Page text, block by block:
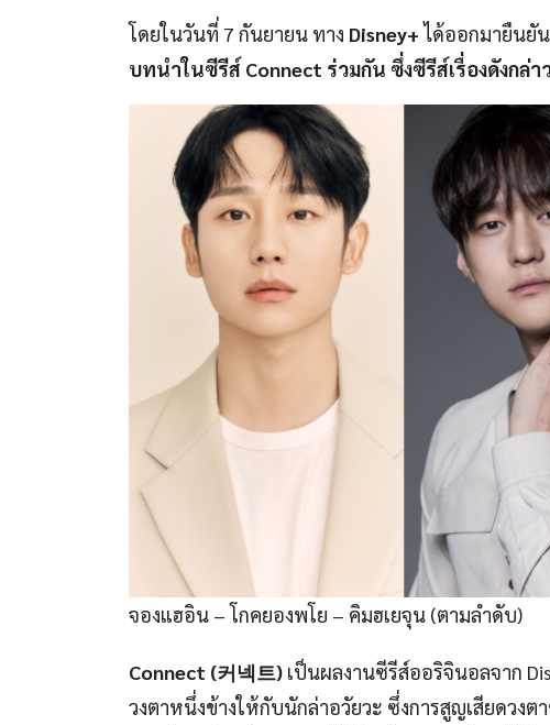
โดยในวันที่ 7 กันยายน ทาง Disney+ ได้ออกมายืนยั
บทนำในซีรีส์ Connect ร่วมกัน ซึ่งซีรีส์เรื่องดังกล่
จองแฮอิน – โกคยองพโย – คิมฮเยจุน (ตามลำดับ)
Connect (커넥트) เป็นผลงานซีรีส์ออริจินอลจาก
วงตาหนึ่งข้างให้กับนักล่าอวัยวะ ซึ่งการสูญเสียดวงต